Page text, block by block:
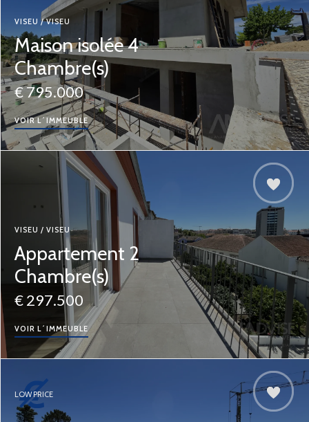
VISEU / VISEU
Maison isolée 4
Chambre(s)
€ 795.000
VOIR L´IMMEUBLE
VISEU / VISEU
Appartement 2
Chambre(s)
€ 297.500
VOIR L´IMMEUBLE
LOW PRICE